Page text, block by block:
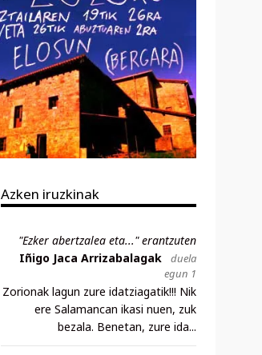
Azken iruzkinak
"Ezker abertzalea eta..." erantzuten
Iñigo Jaca Arrizabalagak
duela
egun 1
Zorionak lagun zure idatziagatik!!! Nik
ere Salamancan ikasi nuen, zuk
bezala. Benetan, zure ida...